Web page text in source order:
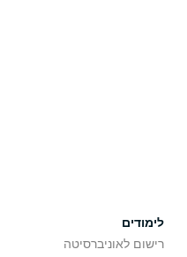
לימודים
רישום לאוניברסיטה